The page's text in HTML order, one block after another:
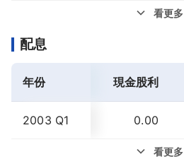
看更多
配息
年份 現金股利
2003 Q1 0.00
看更多